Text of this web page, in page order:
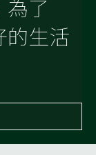
了
的生活